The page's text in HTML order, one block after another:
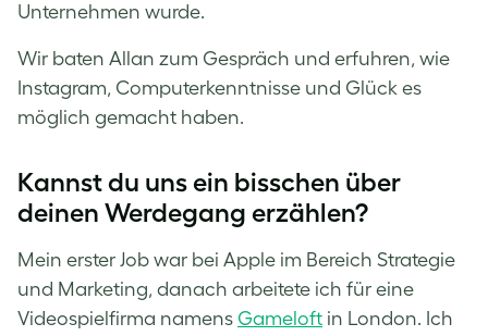
Unternehmen wurde.
Wir baten Allan zum Gespräch und erfuhren, wie
Instagram, Computerkenntnisse und Glück es
möglich gemacht haben.
Kannst du uns ein bisschen über
deinen Werdegang erzählen?
Mein erster Job war bei Apple im Bereich Strategie
und Marketing, danach arbeitete ich für eine
Videospielfirma namens Gameloft in London. Ich